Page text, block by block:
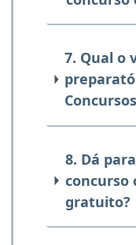
7. Qual o
8. Dá
concurso
gratuito?